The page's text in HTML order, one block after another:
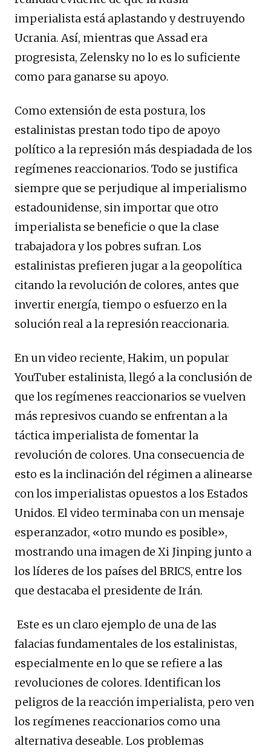
imperialista está aplastando y destruyendo
Ucrania. Así, mientras que Assad era
progresista, Zelensky no lo es lo suficiente
como para ganarse su apoyo.
Como extensión de esta postura, los
estalinistas prestan todo tipo de apoyo
político a la represión más despiadada de los
regímenes reaccionarios. Todo se justifica
siempre que se perjudique al imperialismo
estadounidense, sin importar que otro
imperialista se beneficie o que la clase
trabajadora y los pobres sufran. Los
estalinistas prefieren jugar a la geopolítica
citando la revolución de colores, antes que
invertir energía, tiempo o esfuerzo en la
solución real a la represión reaccionaria.
En un video reciente, Hakim, un popular
YouTuber estalinista, llegó a la conclusión de
que los regímenes reaccionarios se vuelven
más represivos cuando se enfrentan a la
táctica imperialista de fomentar la
revolución de colores. Una consecuencia de
esto es la inclinación del régimen a alinearse
con los imperialistas opuestos a los Estados
Unidos. El video terminaba con un mensaje
esperanzador, «otro mundo es posible»,
mostrando una imagen de Xi Jinping junto a
los líderes de los países del BRICS, entre los
que destacaba el presidente de Irán.
Este es un claro ejemplo de una de las
falacias fundamentales de los estalinistas,
especialmente en lo que se refiere a las
revoluciones de colores. Identifican los
peligros de la reacción imperialista, pero ven
los regímenes reaccionarios como una
alternativa deseable. Los problemas